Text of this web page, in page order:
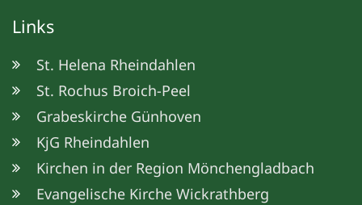
Links
St. Helena Rheindahlen
St. Rochus Broich-Peel
Grabeskirche Günhoven
KjG Rheindahlen
Kirchen in der Region Mönchengladbach
Evangelische Kirche Wickrathberg